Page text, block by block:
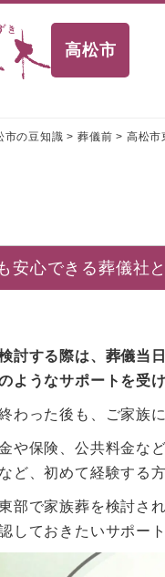
高松市
市の豆知識 >葬儀前 > 高松市
安心できる葬儀社
討する際は、葬儀当
ようなサポートを受
わった後も、ご家族
や保険、公共料金な
ど、初めて経験する
部で家族葬を検討さ
しておきたいサポー